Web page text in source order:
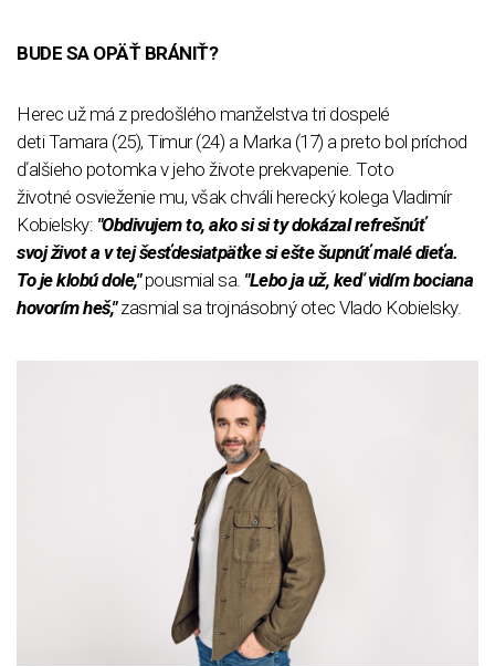
BUDE SA OPÄŤ BRÁNIŤ?
Herec už má z predošlého manželstva tri dospelé
deti Tamara (25), Timur (24) a Marka (17) a preto bol príchod
ďalšieho potomka v jeho živote prekvapenie. Toto
životné osvieženie mu, však chváli herecký kolega Vladimír
Kobielsky: "Obdivujem to, ako si si ty dokázal refrešnúť
svoj život a v tej šesťdesiatpäťke si ešte šupnúť malé dieťa.
To je klobú dole,"pousmial sa. "Lebo ja už, keď vidím bociana
hovorím heš,"zasmial sa trojnásobný otec Vlado Kobielsky.